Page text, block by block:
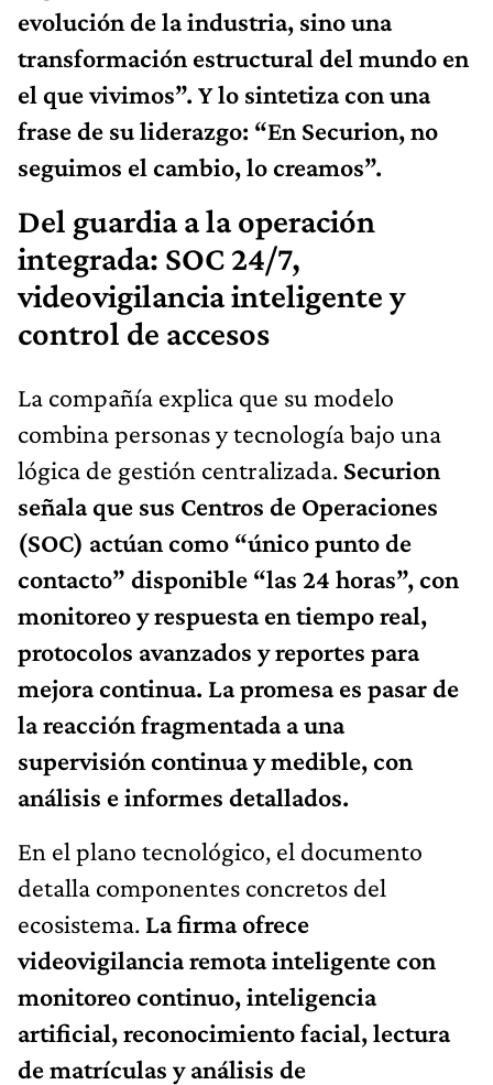
evolución de la industria, sino una
transformación estructural del mundo en
el que vivimos”. Y lo sintetiza con una
frase de su liderazgo: “En Securion, no
seguimos el cambio, lo creamos”.
Del guardia a la operación
integrada: SOC 24/7,
videovigilancia inteligente y
control de accesos
La compañía explica que su modelo
combina personas y tecnología bajo una
lógica de gestión centralizada. Securion
señala que sus Centros de Operaciones
(SOC) actúan como “único punto de
contacto” disponible “las 24 horas”, con
monitoreo y respuesta en tiempo real,
protocolos avanzados y reportes para
mejora continua. La promesa es pasar de
la reacción fragmentada a una
supervisión continua y medible, con
análisis e informes detallados.
En el plano tecnológico, el documento
detalla componentes concretos del
ecosistema. La firma ofrece
videovigilancia remota inteligente con
monitoreo continuo, inteligencia
artificial, reconocimiento facial, lectura
de matrículas y análisis de